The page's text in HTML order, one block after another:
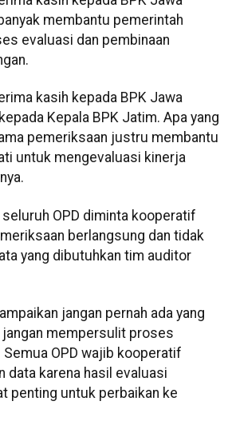
membantu pemerintah
evaluasi dan pembinaan
kasih kepada BPK Jawa
Kepala BPK Jatim. Apa yang
pemeriksaan justru membantu
untuk mengevaluasi kinerja
OPD diminta kooperatif
berlangsung dan tidak
yang dibutuhkan tim auditor
jangan pernah ada yang
mempersulit proses
Semua OPD wajib kooperatif
data karena hasil evaluasi
penting untuk perbaikan ke